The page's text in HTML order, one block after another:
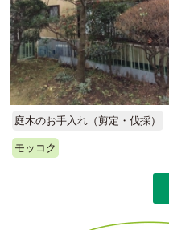
庭木のお手入れ（剪定・伐採）
モッコク